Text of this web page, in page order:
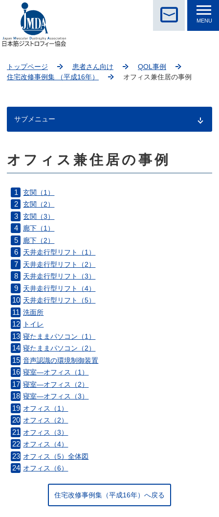
MENU
トップページ 患者さん向け
QOL事例
住宅改修事例集 （平成16年）
オフィス兼住居の事例
サブメニュー
こ
こ
ら
本
文
す。
オフィス兼住居の事例
玄関（1）
玄関（2）
玄関（3）
廊下（1）
廊下（2）
天井走行型リフト（1）
天井走行型リフト（2）
天井走行型リフト（3）
天井走行型リフト（4）
天井走行型リフト（5）
洗面所
トイレ
寝たままパソコン（1）
寝たままパソコン（2）
音声認識の環境制御装置
寝室―オフィス（1）
寝室―オフィス（2）
寝室―オフィス（3）
オフィス（1）
オフィス（2）
オフィス（3）
オフィス（4）
オフィス（5）全体図
オフィス（6）
住宅改修事例集（平成16年）へ戻る